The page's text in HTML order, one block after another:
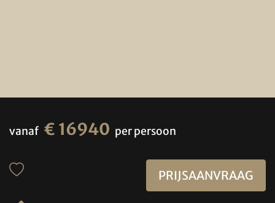
vanaf € 16940 per persoon
PRIJSAANVRAAG